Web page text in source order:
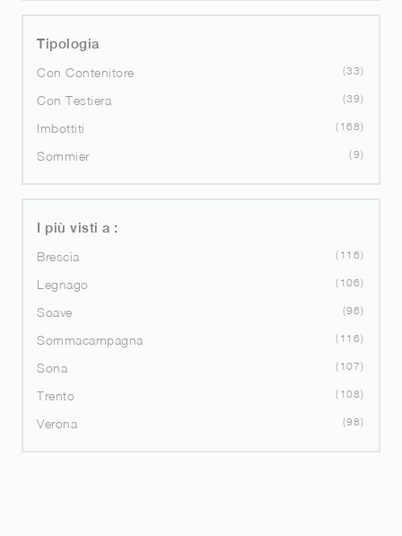
Tipologia
Con Contenitore
33
Con Testiera 39
Imbottiti 168
Sommier 9
I più visti a :
Brescia
116
Legnago 106
Soave 96
Sommacampagna 116
Sona 107
Trento 108
Verona 98